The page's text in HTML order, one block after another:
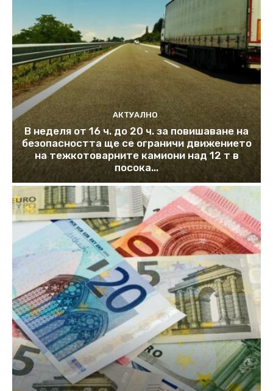
АКТУАЛНО
В неделя от 16 ч. до 20 ч. за повишаване на
безопасността ще се ограничи движението
на тежкотоварните камиони над 12 т в
посока...